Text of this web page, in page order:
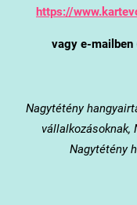
https://
vagy e-mailben
Nagytétény
vállalkozásoknak,
Nagytétény